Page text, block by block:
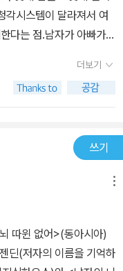
이를 키우는 부모부터 사
에 골머리 썩는 배우자
자아이가 아
지했는지는 관계없이 사
확신하건대 당신의 아들
차이가 없다. 테스토스
컵 정도를 마시는 셈
달하는 양을 마시는 꼴
다. 테스토스테론에 취
대개 높은 지위를 차지하
각시스템이 달라져서 여
다는 점.남자가 아빠가
것 등등. .태아기부터 노
모든 남자들에게 적용
가정에 있어야 하는 책이
며 읽을 수 있다.암튼, 아
가 한마리라도 서식중이
꼭 읽자~~
더보기
쓰기
따윈 없어>(동아시아)
딘(저자의 이름을 기억하